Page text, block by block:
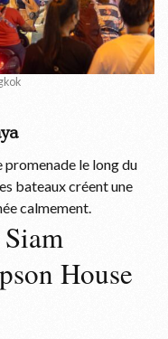
promenade le long du
bateaux créent une
calmement.
House